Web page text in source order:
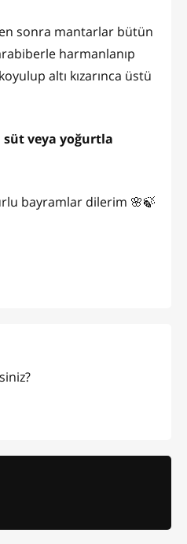
sonra mantarlar bütün
harmanlanıp
altı kızarınca üstü
veya yoğurtla
bayramlar dilerim 🌸🍃